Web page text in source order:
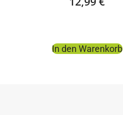
In den Warenkorb